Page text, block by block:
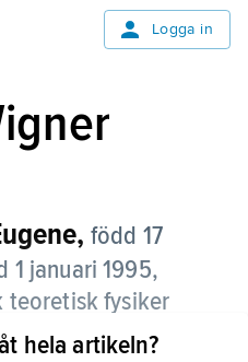
Logga in
född 17
1 januari 1995,
teoretisk fysiker
kärn- och
hela artikeln?